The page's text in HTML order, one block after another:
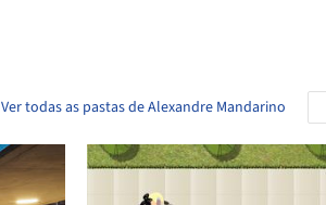
Ver todas as pastas de Alexandre Mandarino